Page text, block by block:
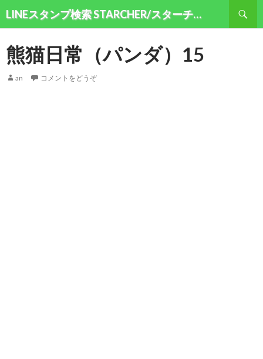
LINEスタンプ検索 STARCHER/スターチャー
熊猫日常（パンダ）15
an コメントをどうぞ